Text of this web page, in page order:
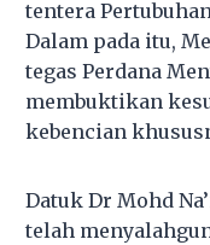
tentera
Dalam pada itu,
tegas Perdana
membuktikan
kebencian
Datuk Dr Mohd
telah